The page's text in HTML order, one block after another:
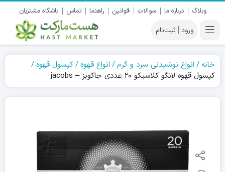
وبلاگ درباره ما سوالات قوانین راهنما تماس باشگاه مشتریان
|
خانه انواع نوشیدنی سرد و گرم انواع قهوه
کپسول قهوه
کپسول قهوه لانگو کلاسیکو ۲۰ عددی جاکوبز – jacobs